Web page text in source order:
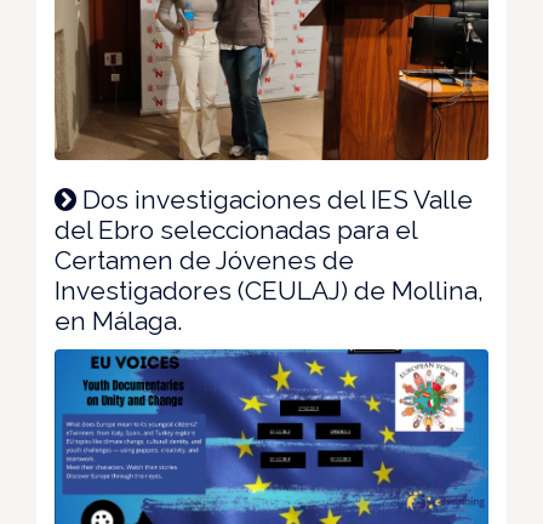
Dos investigaciones del IES Valle
del Ebro seleccionadas para el
Certamen de Jóvenes de
Investigadores (CEULAJ) de Mollina,
en Málaga.